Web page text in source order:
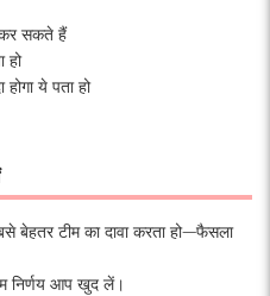
सकते हैं
हो
ये पता हो
बेहतर टीम का दावा करता हो—फैसला
निर्णय आप खुद लें।